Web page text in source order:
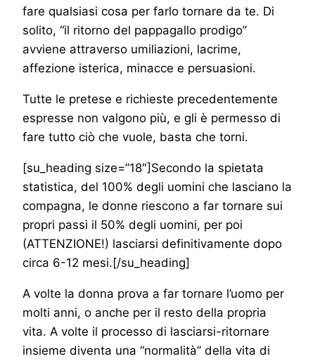
fare qualsiasi cosa per farlo tornare da te. Di
solito, “il ritorno del pappagallo prodigo”
avviene attraverso umiliazioni, lacrime,
affezione isterica, minacce e persuasioni.
Tutte le pretese e richieste precedentemente
espresse non valgono più, e gli è permesso di
fare tutto ciò che vuole, basta che torni.
[su_heading size=”18″]Secondo la spietata
statistica, del 100% degli uomini che lasciano la
compagna, le donne riescono a far tornare sui
propri passi il 50% degli uomini, per poi
(ATTENZIONE!) lasciarsi definitivamente dopo
circa 6-12 mesi.[/su_heading]
A volte la donna prova a far tornare l’uomo per
molti anni, o anche per il resto della propria
vita. A volte il processo di lasciarsi-ritornare
insieme diventa una “normalità” della vita di